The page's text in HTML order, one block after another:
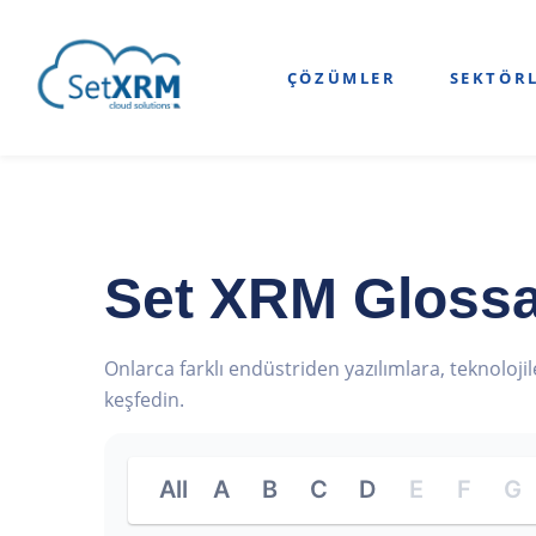
ÇÖZÜMLER
Set XRM
Onlarca farklı endüstriden yazılımlara,
keşfedin.
All A B C D E F G